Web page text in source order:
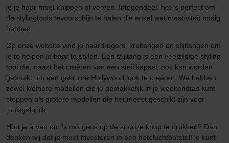
je je haar moet knippen of verven. Integendeel, het is perfect om
de stylingtools tevoorschijn te halen die enkel wat creativiteit nodig
hebben.
Op onze website vind je haardrogers, krultangen en stijltangen om
je te helpen je haar te stylen. Een stijltang is een veelzijdige styling
tool die, naast het creëren van een steil kapsel, ook kan worden
gebruikt om een gekrulde Hollywood look te creëren. We hebben
zowel kleinere modellen die je gemakkelijk in je weekendtas kunt
stoppen als grotere modellen die het meest geschikt zijn voor
thuisgebruik.
Hou je ervan om 's morgens op de snooze knop te drukken? Dan
denken wij dat je moet investeren in een heteluchtborstel! je kunt